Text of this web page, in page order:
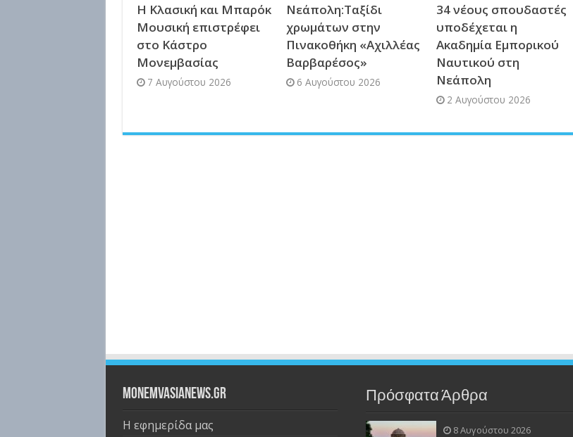
Η Κλασική και Μπαρόκ
Μουσική επιστρέφει
στο Κάστρο
Μονεμβασίας
7 Αυγούστου 2026
Νεάπολη:Ταξίδι
χρωμάτων στην
Πινακοθήκη «Αχιλλέας
Βαρβαρέσος»
6 Αυγούστου 2026
34 νέους σπουδαστές
υποδέχεται η
Ακαδημία Εμπορικού
Ναυτικού στη
Νεάπολη
2 Αυγούστου 2026
Monemvasianews.gr
Η εφημερίδα μας
Πρόσφατα Άρθρα
8 Αυγούστου 2026